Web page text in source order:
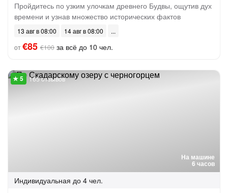
Пройдитесь по узким улочкам древнего Будвы, ощутив дух
времени и узнав множество исторических фактов
13 авг в 08:00
14 авг в 08:00
от€85 €100 за всё до 10 чел.
На машине
6 часов
165 отзывов
Индивидуальная до 4 чел.